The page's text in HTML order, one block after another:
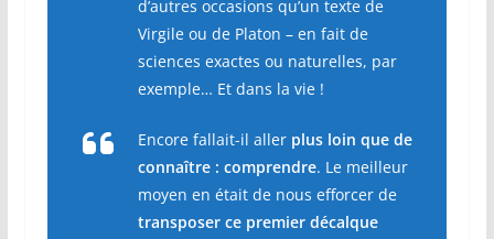
d’autres occasions qu’un texte de
Virgile ou de Platon – en fait de
sciences exactes ou naturelles, par
exemple… Et dans la vie !
Encore fallait-il aller plus loin que de
connaître : comprendre. Le meilleur
moyen en était de nous efforcer de
transposer ce premier décalque